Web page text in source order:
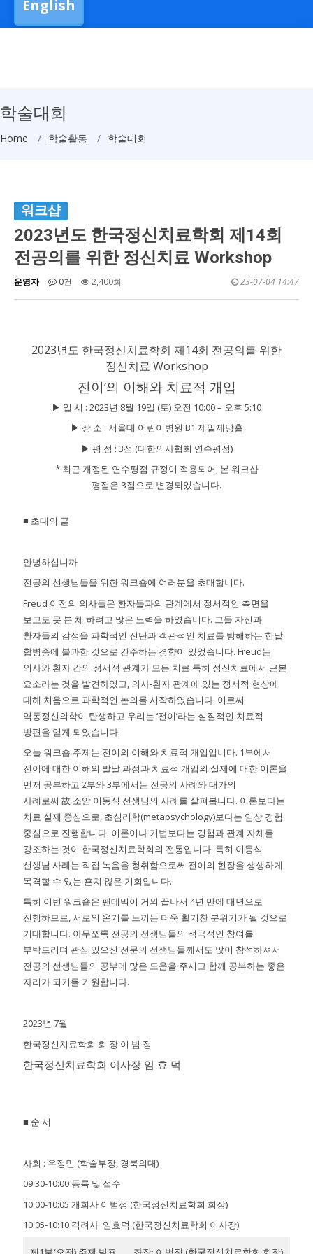
English
학술대회
Home 학술활동 학술대회
워크샵
2023년도 한국정신치료학회 제14회
전공의를 위한 정신치료 Workshop
운영자 0건 2,400회 23-07-04 14:47
2023년도 한국정신치료학회 제14회 전공의를 위한
정신치료 Workshop
전이’의 이해와 치료적 개입
▶ 일 시 : 2023년 8월 19일 (토) 오전 10:00 – 오후 5:10
▶ 장 소 : 서울대 어린이병원 B1 제일제당홀
▶ 평 점 : 3점 (대한의사협회 연수평점)
* 최근 개정된 연수평점 규정이 적용되어, 본 워크샵
평점은 3점으로 변경되었습니다.
■ 초대의 글
안녕하십니까
전공의 선생님들을 위한 워크숍에 여러분을 초대합니다.
Freud 이전의 의사들은 환자들과의 관계에서 정서적인 측면을
보고도 못 본 체 하려고 많은 노력을 하였습니다. 그들 자신과
환자들의 감정을 과학적인 진단과 객관적인 치료를 방해하는 한낱
합병증에 불과한 것으로 간주하는 경향이 있었습니다. Freud는
의사와 환자 간의 정서적 관계가 모든 치료 특히 정신치료에서 근본
요소라는 것을 발견하였고, 의사-환자 관계에 있는 정서적 현상에
대해 처음으로 과학적인 논의를 시작하였습니다. 이로써
역동정신의학이 탄생하고 우리는 ‘전이’라는 실질적인 치료적
방편을 얻게 되었습니다.
오늘 워크숍 주제는 전이의 이해와 치료적 개입입니다. 1부에서
전이에 대한 이해의 발달 과정과 치료적 개입의 실제에 대한 이론을
먼저 공부하고 2부와 3부에서는 전공의 사례와 대가의
사례로써 故 소암 이동식 선생님의 사례를 살펴봅니다. 이론보다는
치료 실제 중심으로, 초심리학(metapsychology)보다는 임상 경험
중심으로 진행합니다. 이론이나 기법보다는 경험과 관계 자체를
강조하는 것이 한국정신치료학회의 전통입니다. 특히 이동식
선생님 사례는 직접 녹음을 청취함으로써 전이의 현장을 생생하게
목격할 수 있는 흔치 않은 기회입니다.
특히 이번 워크숍은 팬데믹이 거의 끝나서 4년 만에 대면으로
진행하므로, 서로의 온기를 느끼는 더욱 활기찬 분위기가 될 것으로
기대합니다. 아무쪼록 전공의 선생님들의 적극적인 참여를
부탁드리며 관심 있으신 전문의 선생님들께서도 많이 참석하셔서
전공의 선생님들의 공부에 많은 도움을 주시고 함께 공부하는 좋은
자리가 되기를 기원합니다.
2023년 7월
한국정신치료학회 회 장 이 범 정
한국정신치료학회 이사장 임 효 덕
■ 순 서
사회 : 우정민 (학술부장, 경북의대)
09:30-10:00 등록 및 접수
10:00-10:05 개회사 이범정 (한국정신치료학회 회장)
10:05-10:10 격려사 임효덕 (한국정신치료학회 이사장)